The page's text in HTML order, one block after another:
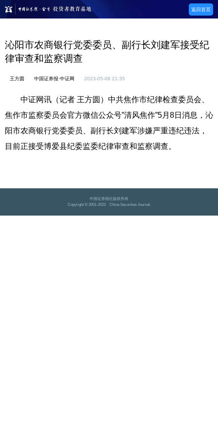
返回首页
沁阳市农商银行党委委员、副行长刘建军接受纪
律审查和监察调查
王方圆 中国证券报·中证网 2023-05-08 21:35
中证网讯（记者 王方圆）中共焦作市纪律检查委员会、
焦作市监察委员会官方微信公众号”清风焦作”5月8日消息，沁
阳市农商银行党委委员、副行长刘建军涉嫌严重违纪违法，
目前正接受博爱县纪委监委纪律审查和监察调查。
中国证券报社版权所有
Copyright © 2001-2023 China Securities Journal.